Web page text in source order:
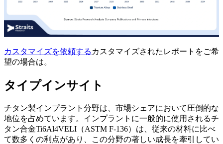
カスタマイズを依頼する カスタマイズされたレポートをご希
望の場合は。
タイプインサイト
チタン製インプラント分野は、市場シェアにおいて圧倒的な
地位を占めています。インプラントに一般的に使用されるチ
タン合金Ti6Al4VELI（ASTM F-136）は、従来の材料に比べ
て数多くの利点があり、この分野の著しい成長を牽引してい